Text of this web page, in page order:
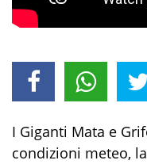
I Giganti Mata e
condizioni meteo,